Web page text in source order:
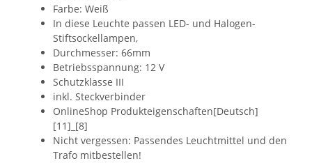
Farbe: Weiß
In diese Leuchte passen LED- und Halogen-
Stiftsockellampen,
Durchmesser: 66mm
Betriebsspannung: 12 V
Schutzklasse III
inkl. Steckverbinder
OnlineShop Produkteigenschaften[Deutsch]
[11]_[8]
Nicht vergessen: Passendes Leuchtmittel und den
Trafo mitbestellen!